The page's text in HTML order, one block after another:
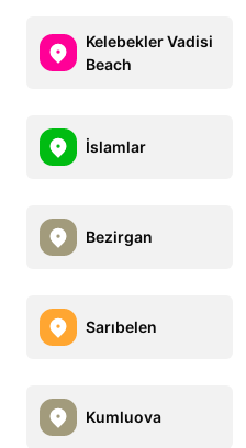
Kelebekler Vadisi
Beach
İslamlar
Bezirgan
Sarıbelen
Kumluova